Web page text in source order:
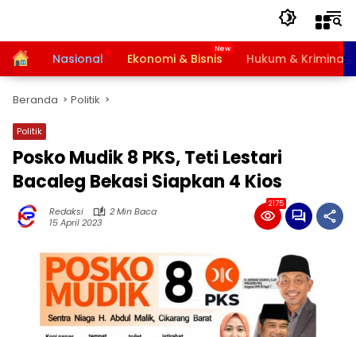
HomeNasional Ekonomi & Bisnis Hukum & Kriminal
Beranda Politik
Politik
Posko Mudik 8 PKS, Teti Lestari
Bacaleg Bekasi Siapkan 4 Kios
Redaksi
2 Min Baca
15 April 2023
2175